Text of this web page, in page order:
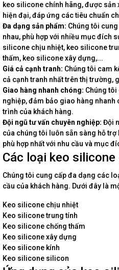
keo silicone chính hãng, được sản
hiện đại, đáp ứng các tiêu chuẩn
Đa dạng sản phẩm: Chúng tôi
nhau, phù hợp với nhiều mục đích
silicone chịu nhiệt, keo silicone
thấm, keo silicone xây dựng,...
Giá cả cạnh tranh: Chúng tôi cam
cả cạnh tranh nhất trên thị trường,
Giao hàng nhanh chóng: Chúng
nghiệp, đảm bảo giao hàng nhanh
trình của khách hàng.
Đội ngũ tư vấn chuyên nghiệp: Đội
của chúng tôi luôn sẵn sàng hỗ
phù hợp nhất với nhu cầu và mục
Các loại keo
Chúng tôi cung cấp đa dạng các
cầu của khách hàng. Dưới đây là
Keo silicone chịu nhiệt
Keo silicone trung tính
Keo silicone chống thấm
Keo silicone xây dựng
Keo silicone kính
Keo silicone silicon